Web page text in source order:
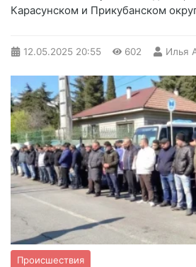
Карасунском и Прикубанском
12.05.2025 20:55 602 Илья
Происшествия